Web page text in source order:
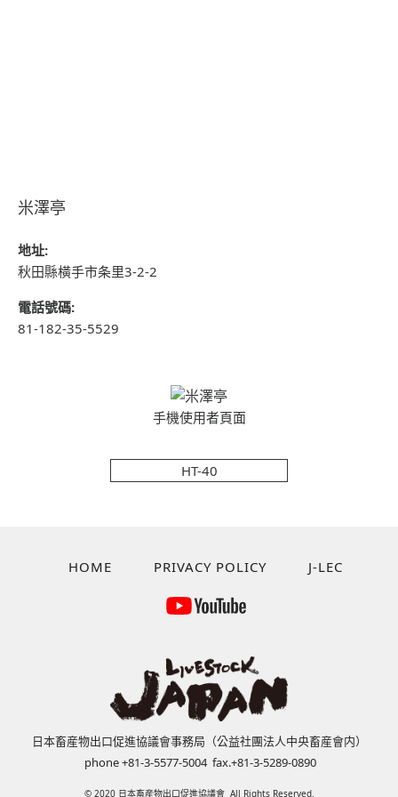
米澤亭
地址:
秋田縣橫手市条里3-2-2
電話號碼:
81-182-35-5529
手機使用者頁面
HT-40
HOME PRIVACY POLICY J-LEC
日本畜産物出口促進協議會事務局（公益社團法人中央畜産會内）
phone +81-3-5577-5004 fax.+81-3-5289-0890
© 2020 日本畜産物出口促進協議會 All Rights Reserved.